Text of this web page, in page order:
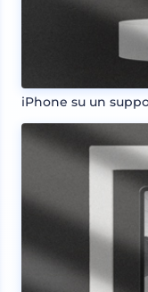
iPhone su un